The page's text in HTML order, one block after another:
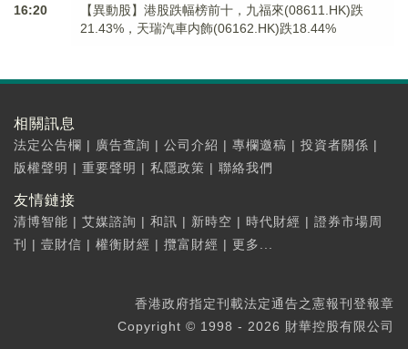
16:20
【異動股】港股跌幅榜前十，九福來(08611.HK)跌
21.43%，天瑞汽車内飾(06162.HK)跌18.44%
相關訊息
法定公告欄 | 廣告查詢 | 公司介紹 | 專欄邀稿 | 投資者關係 |
版權聲明 | 重要聲明 | 私隱政策 | 聯絡我們
友情鏈接
清博智能 | 艾媒諮詢 | 和訊 | 新時空 | 時代財經 | 證券市場周
刊
| 壹財信 | 權衡財經 | 攬富財經 | 更多...
香港政府指定刊載法定通告之憲報刊登報章
Copyright © 1998 - 2026 財華控股有限公司